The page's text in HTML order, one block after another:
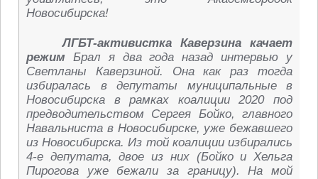
ЛГБТ-активистка Каверзина качает
режим Брал я два года назад интервью у
Светланы Каверзиной. Она как раз тогда
избиралась в депутаты муниципальные в
Новосибирска в рамках коалиции 2020 под
предводительством Сергея Бойко, главного
Навальниста в Новосибирске, уже бежавшего
из Новосибирска. Из той коалиции избирались
4-е депутата, двое из них (Бойко и Хельга
Пирогова уже бежали за границу). На мой